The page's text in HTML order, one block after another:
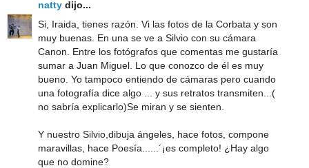
natty dijo...
Si, Iraida, tienes razón. Vi las fotos de la Corbata y son
muy buenas. En una se ve a Silvio con su cámara
Canon. Entre los fotógrafos que comentas me gustaría
sumar a Juan Miguel. Lo que conozco de él es muy
bueno. Yo tampoco entiendo de cámaras pero cuando
una fotografía dice algo ... y sus retratos transmiten...(
no sabría explicarlo)Se miran y se sienten.
Y nuestro Silvio,dibuja ángeles, hace fotos, compone
maravillas, hace Poesía......´¡es completo! ¿Hay algo
que no domine?